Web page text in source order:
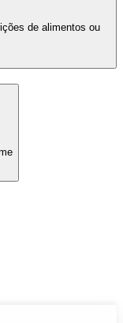
de alimentos ou